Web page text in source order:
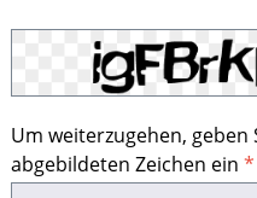
Um weiterzugehen, geben
abgebildeten Zeichen ein*